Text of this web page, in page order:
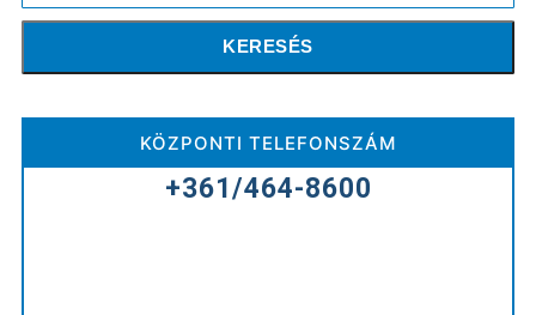
KERESÉS
KÖZPONTI TELEFONSZÁM
+361/464-8600